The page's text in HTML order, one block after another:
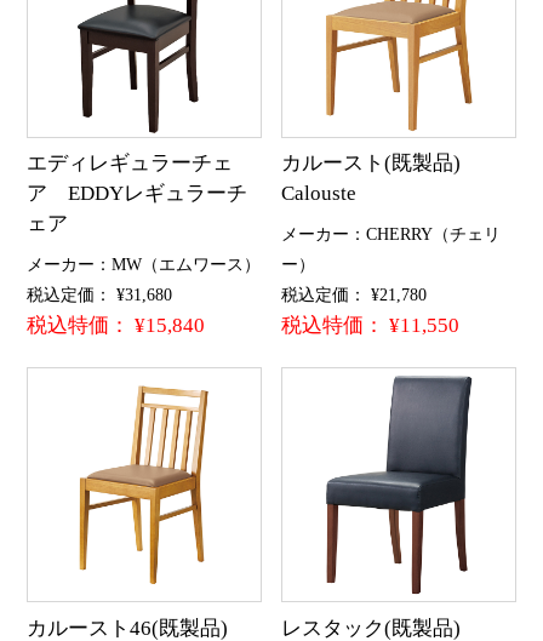
エディレギュラーチェ
ア EDDYレギュラーチ
ェア
メーカー：MW（エムワース）
税込定価： ¥31,680
税込特価： ¥15,840
カルースト(既製品)
Calouste
メーカー：CHERRY（チェリ
ー）
税込定価： ¥21,780
税込特価： ¥11,550
カルースト46(既製品)
レスタック(既製品)